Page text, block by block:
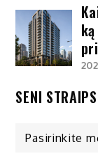
SENI